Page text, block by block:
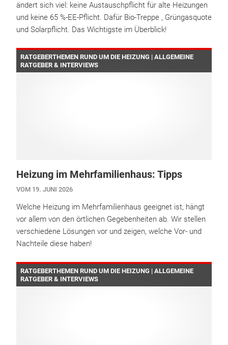
ändert sich viel: keine Austauschpflicht für alte Heizungen
und keine 65 %-EE-Pflicht. Dafür Bio-Treppe , Grüngasquote
und Solarpflicht. Das Wichtigste im Überblick!
RATGEBERTHEMEN RUND UM DIE HEIZUNG | ALLGEMEINE
RATGEBER & INTERVIEWS
Heizung im Mehrfamilienhaus: Tipps
VOM 19. JUNI 2026
Welche Heizung im Mehrfamilienhaus geeignet ist, hängt
vor allem von den örtlichen Gegebenheiten ab. Wir stellen
verschiedene Lösungen vor und zeigen, welche Vor- und
Nachteile diese haben!
RATGEBERTHEMEN RUND UM DIE HEIZUNG | ALLGEMEINE
RATGEBER & INTERVIEWS